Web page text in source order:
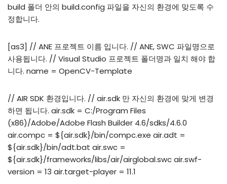
build 폴더 안의 build.config 파일을 자신의 환경에 맞도록 수
정합니다.
[as3] // ANE 프로젝트 이름 입니다. // ANE, SWC 파일명으로
사용됩니다. // Visual Studio 프로젝트 폴더명과 일치 해야 합
니다. name = OpenCV-Template
// AIR SDK 환경입니다. // air.sdk 만 자신의 환경에 맞게 변경
하면 됩니다. air.sdk = C:/Program Files
(x86)/Adobe/Adobe Flash Builder 4.6/sdks/4.6.0
air.compc = ${air.sdk}/bin/compc.exe air.adt =
${air.sdk}/bin/adt.bat air.swc =
${air.sdk}/frameworks/libs/air/airglobal.swc air.swf-
version = 13 air.target-player = 11.1